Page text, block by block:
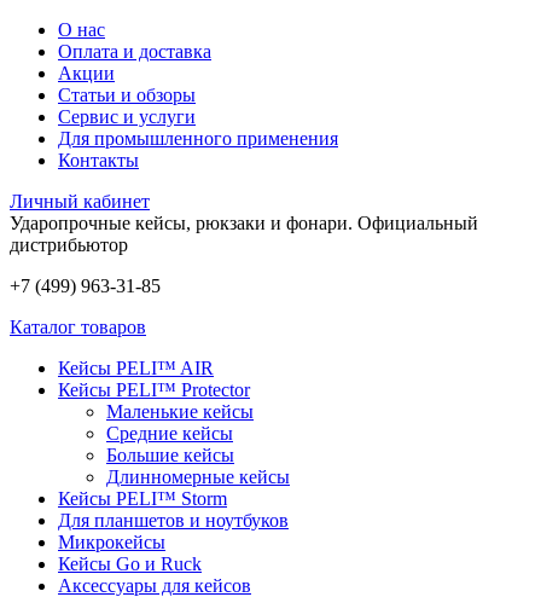
О нас
Оплата и доставка
Акции
Статьи и обзоры
Сервис и услуги
Для промышленного применения
Контакты
Личный кабинет
Ударопрочные кейсы, рюкзаки и фонари. Официальный
дистрибьютор
+7 (499) 963-31-85
Каталог товаров
Кейсы PELI™ AIR
Кейсы PELI™ Protector
Маленькие кейсы
Средние кейсы
Большие кейсы
Длинномерные кейсы
Кейсы PELI™ Storm
Для планшетов и ноутбуков
Микрокейсы
Кейсы Go и Ruck
Аксессуары для кейсов